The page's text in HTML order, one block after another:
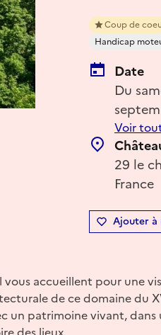
Coup de
Handicap
Date
Du
Voir
29 le
France
Ajouter à
accueillent pour une
de ce domaine du
un patrimoine vivant,